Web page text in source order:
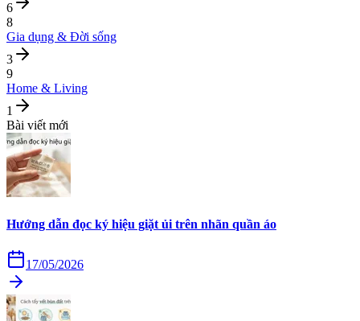
6
8
Gia dụng & Đời sống
3
9
Home & Living
1
Bài viết mới
Hướng dẫn đọc ký hiệu giặt ủi trên nhãn quần áo
17/05/2026